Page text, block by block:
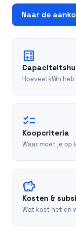
Naar de
calculate
Hoeveel kWh
checklist
Koopcriteria
Waar moet je op
savings
Kosten &
Wat kost het en